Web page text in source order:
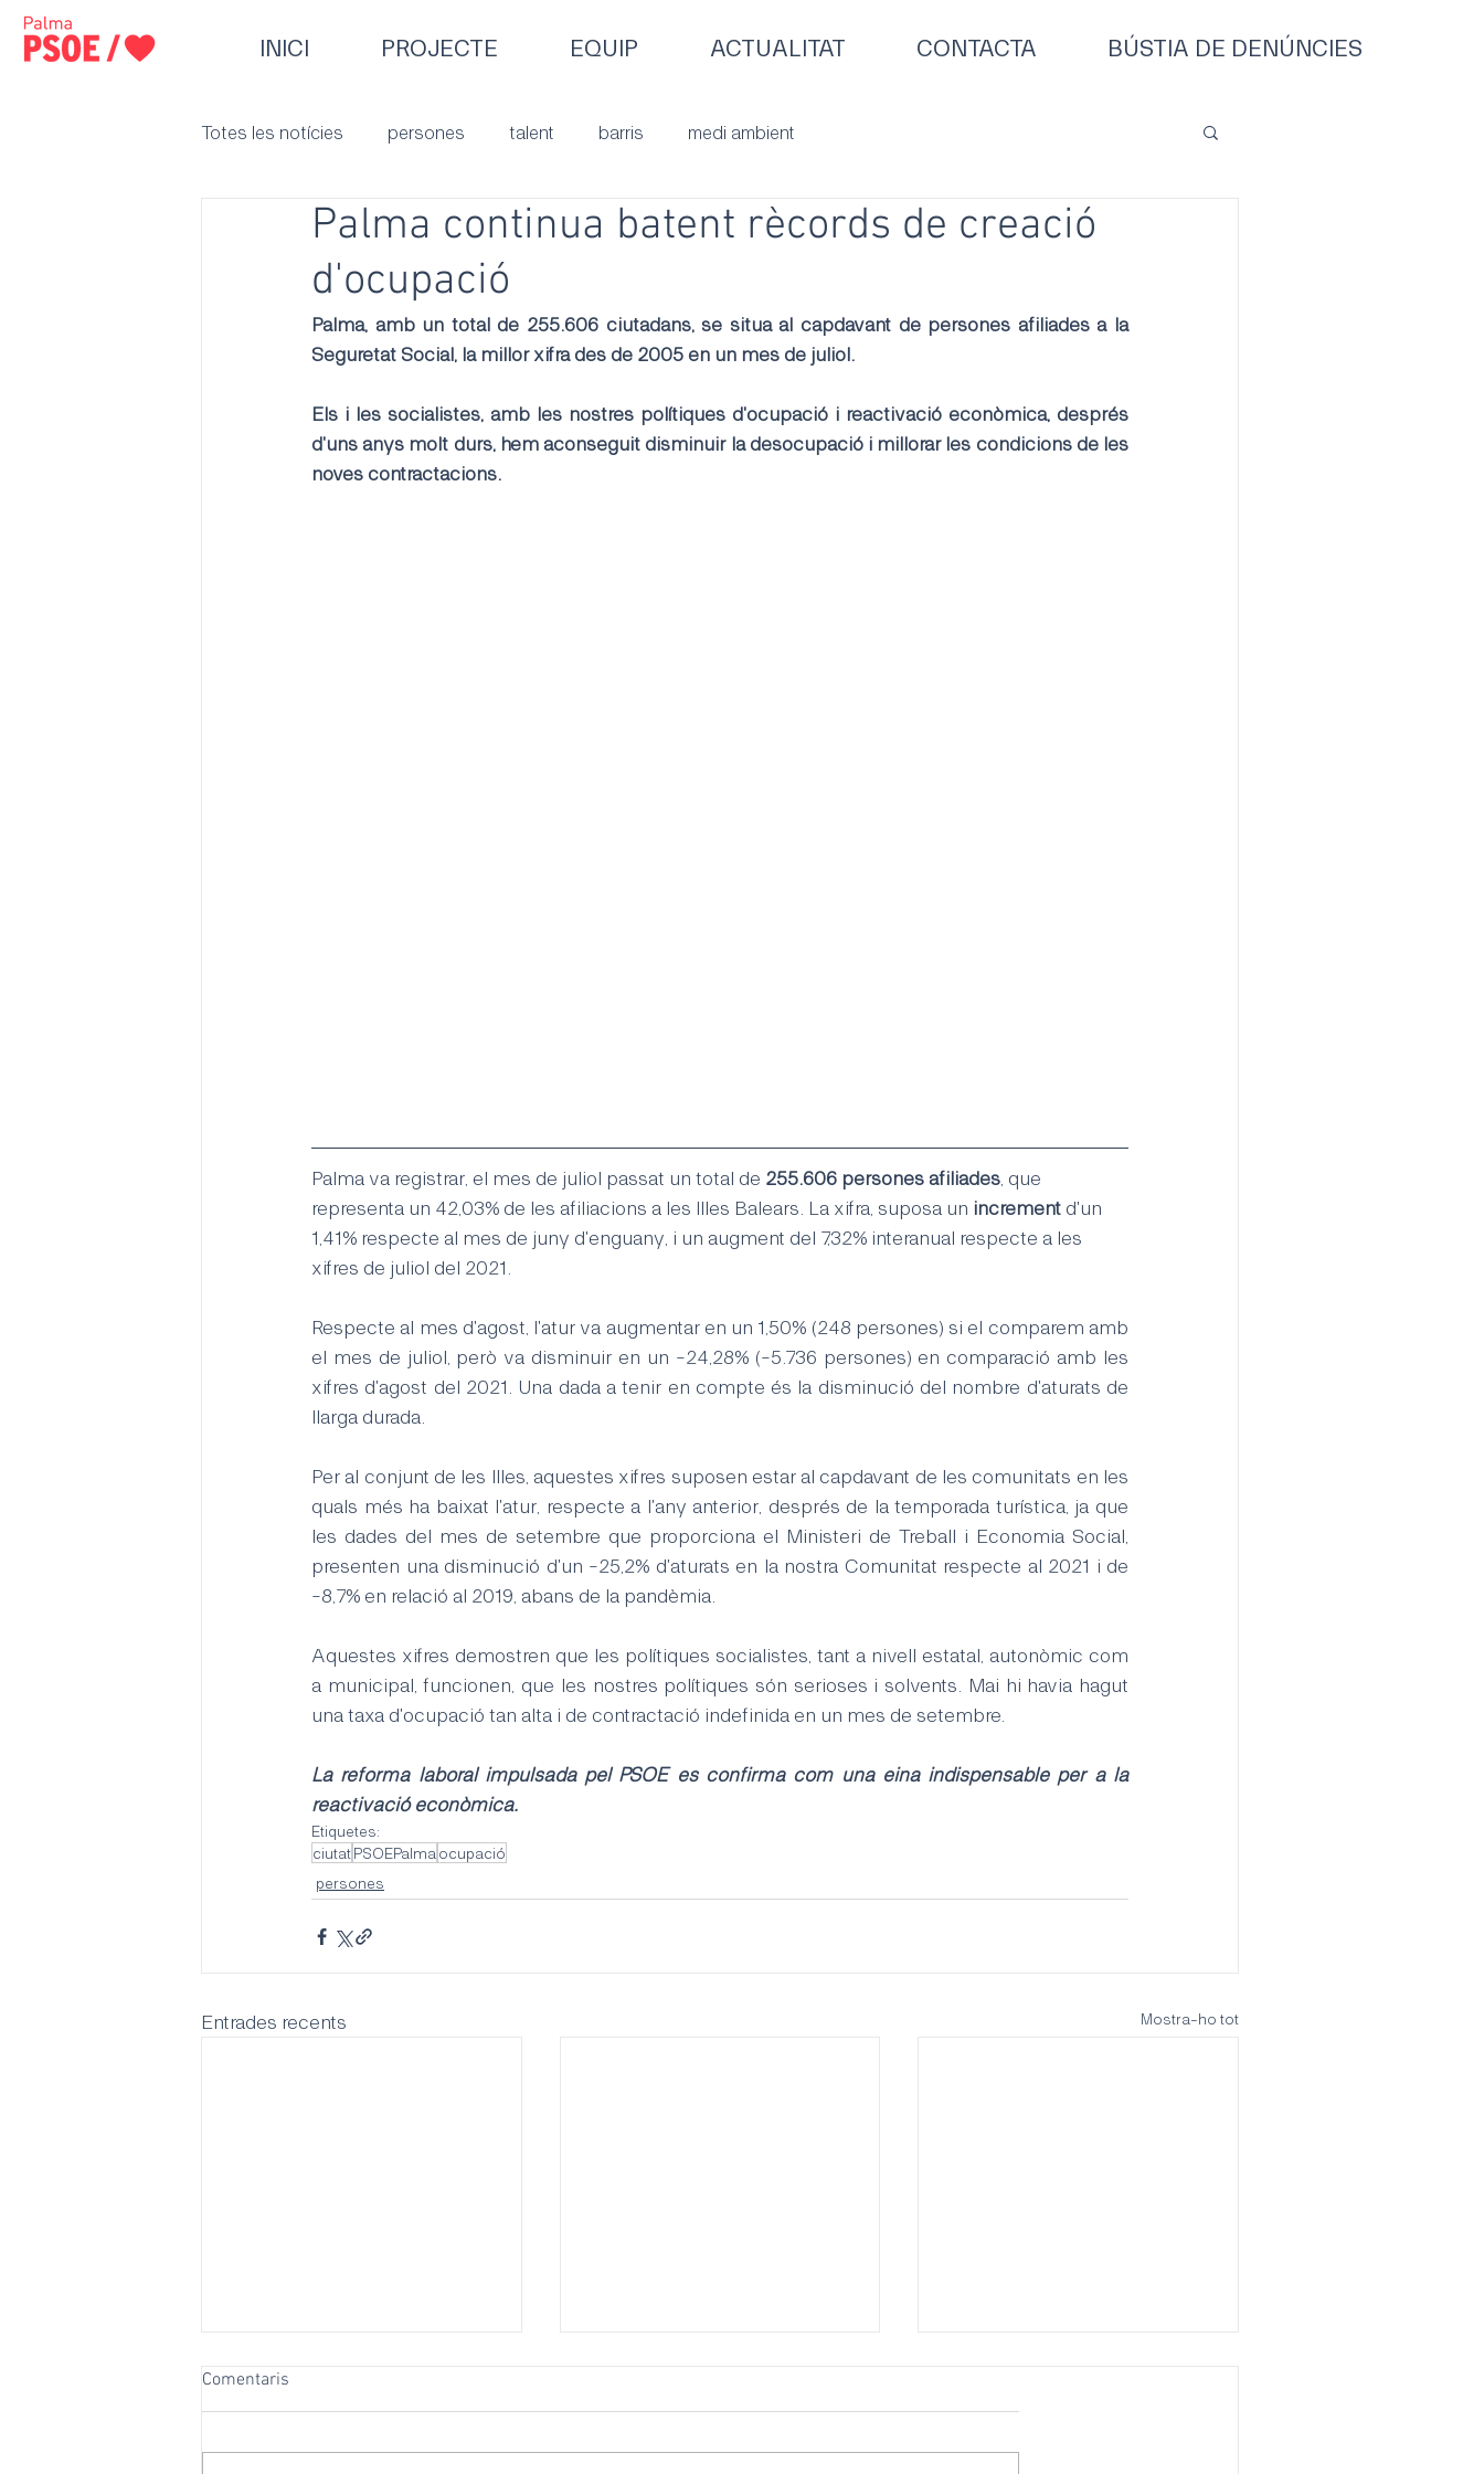
INICI PROJECTE EQUIP ACTUALITAT CONTACTA BÚSTIA DE DENÚNCIES
Totes les notícies persones talent barris medi ambient
Palma continua batent rècords de creació
d'ocupació
Palma, amb un total de 255.606 ciutadans, se situa al capdavant de persones afiliades a la
Seguretat Social, la millor xifra des de 2005 en un mes de juliol.
Els i les socialistes, amb les nostres polítiques d'ocupació i reactivació econòmica, després
d'uns anys molt durs, hem aconseguit disminuir la desocupació i millorar les condicions de les
noves contractacions.
Palma va registrar, el mes de juliol passat un total de 255.606 persones afiliades , que
representa un 42,03% de les afiliacions a les Illes Balears. La xifra, suposa un increment d'un
1,41% respecte al mes de juny d'enguany, i un augment del 7,32% interanual respecte a les
xifres de juliol del 2021.
Respecte al mes d'agost, l'atur va augmentar en un 1,50% (248 persones) si el comparem amb
el mes de juliol, però va disminuir en un -24,28% (-5.736 persones) en comparació amb les
xifres d'agost del 2021. Una dada a tenir en compte és la disminució del nombre d'aturats de
llarga durada.
Per al conjunt de les Illes, aquestes xifres suposen estar al capdavant de les comunitats en les
quals més ha baixat l'atur, respecte a l'any anterior, després de la temporada turística, ja que
les dades del mes de setembre que proporciona el Ministeri de Treball i Economia Social,
presenten una disminució d'un -25,2% d'aturats en la nostra Comunitat respecte al 2021 i de
-8,7% en relació al 2019, abans de la pandèmia.
Aquestes xifres demostren que les polítiques socialistes, tant a nivell estatal, autonòmic com
a municipal, funcionen, que les nostres polítiques són serioses i solvents. Mai hi havia hagut
una taxa d'ocupació tan alta i de contractació indefinida en un mes de setembre.
La reforma laboral impulsada pel PSOE es confirma com una eina indispensable per a la
reactivació econòmica.
Etiquetes:
ciutatPSOEPalma ocupació
persones
Entrades recents Mostra-ho tot
Comentaris